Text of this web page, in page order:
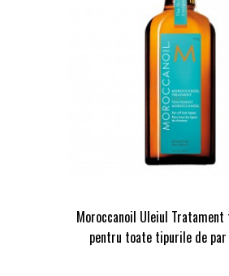
Moroccanoil Uleiul
pentru toate tipurile de